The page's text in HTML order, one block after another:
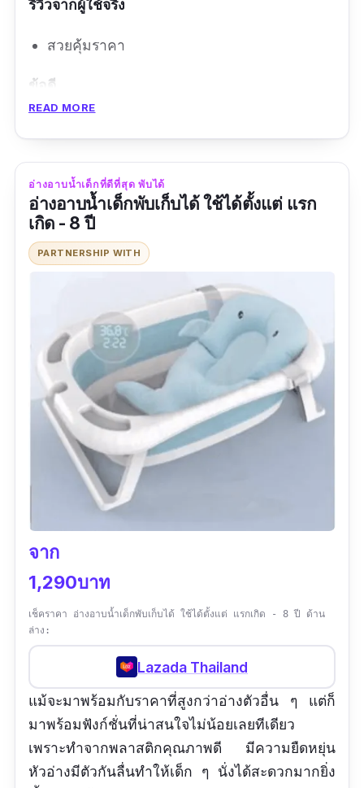
รีวิวจากผู้ใช้จริง
สวยคุ้มราคา
ข้อดี
มีจุกระบายน้ำ
ข้อเสีย
ไม่มีตัวกันลื่น
READ MORE
อ่างอาบน้ำเด็กที่ดีที่สุด พับได้
อ่างอาบน้ำเด็กพับเก็บได้ ใช้ได้ตั้งแต่ แรก
เกิด - 8 ปี
PARTNERSHIP WITH
จาก
1,290บาท
เช็คราคา อ่างอาบน้ำเด็กพับเก็บได้ ใช้ได้ตั้งแต่ แรกเกิด - 8 ปี ด้าน
ล่าง:
Lazada Thailand
แม้จะมาพร้อมกับราคาที่สูงกว่าอ่างตัวอื่น ๆ แต่ก็
มาพร้อมฟังก์ชั่นที่น่าสนใจไม่น้อยเลยทีเดียว
เพราะทำจากพลาสติกคุณภาพดี มีความยืดหยุ่น
หัวอ่างมีตัวกันลื่นทำให้เด็ก ๆ นั่งได้สะดวกมากยิ่ง